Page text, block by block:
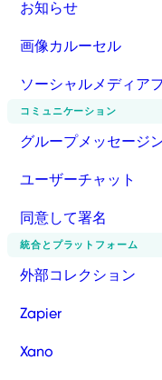
お知らせ
画像カルーセル
ソーシャルメディア
コミュニケーション
グループメッセージ
ユーザーチャット
同意して署名
統合とプラットフォーム
外部コレクション
Zapier
Xano